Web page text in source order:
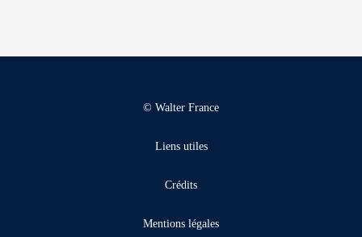
© Walter France
Liens utiles
Crédits
Mentions légales